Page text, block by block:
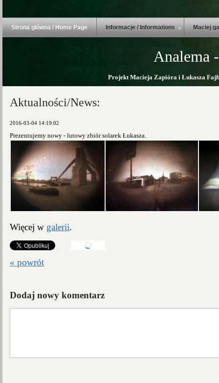
Strona główna / Home Page Informacje / Informations Maciej
Analema
Projekt Macieja Zapióra i Łukasza
Aktualności/News:
2016-03-04 14:19:02
Prezentujemy nowy - lutowy zbiór solarek Łukasza.
Więcej w galerii.
« powrót
Dodaj nowy komentarz